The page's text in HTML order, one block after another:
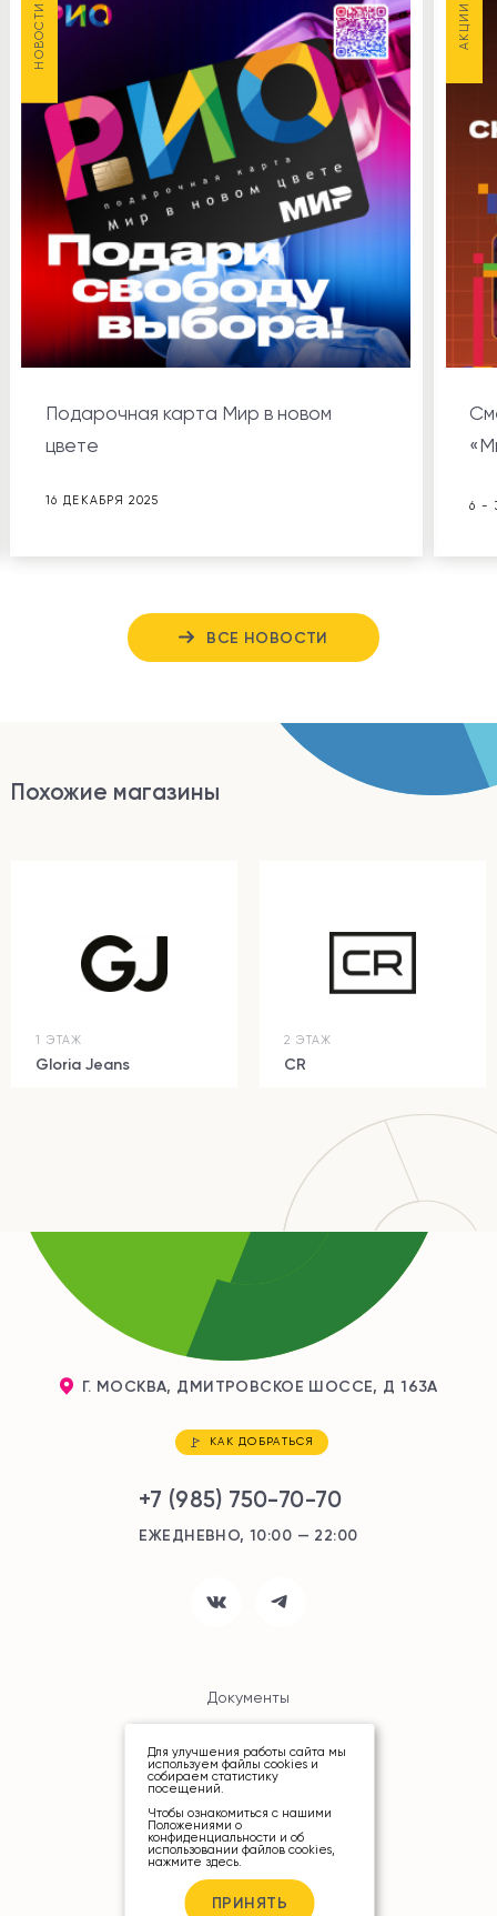
Для улучшения работы сайта мы
используем файлы cookies и
собираем статистику
посещений.
Чтобы ознакомиться с нашими
Положениями о
конфиденциальности и об
использовании файлов cookies,
нажмите здесь.
ПРИНЯТЬ
НОВОСТИ
Подарочная карта Мир в новом
цвете
16 ДЕКАБРЯ 2025
АКЦИИ
6 -
ВСЕ НОВОСТИ
Похожие магазины
1 ЭТАЖ
Gloria Jeans
2 ЭТАЖ
CR
Г. МОСКВА, ДМИТРОВСКОЕ ШОССЕ, Д 163А
КАК ДОБРАТЬСЯ
+7 (985) 750-70-70
ЕЖЕДНЕВНО, 10:00 — 22:00
Документы
Карта сайта
© ТРЦ «РИО», 2026